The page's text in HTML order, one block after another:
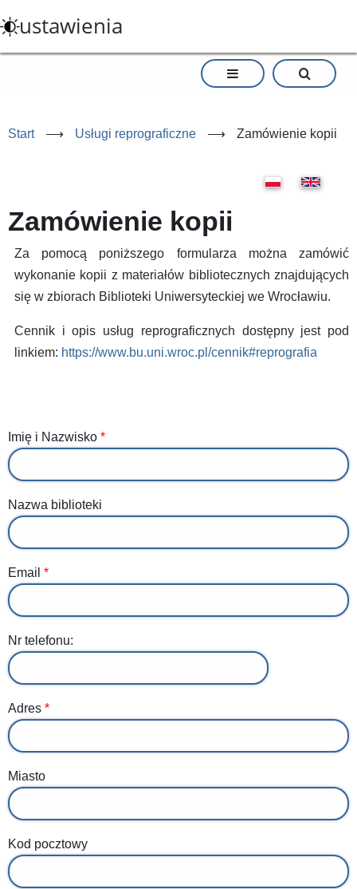
do
treści
ustawienia
Start ⟶ Usługi reprograficzne ⟶ Zamówienie kopii
Zamówienie kopii
Za pomocą poniższego formularza można zamówić
wykonanie kopii z materiałów bibliotecznych znajdujących
się w zbiorach Biblioteki Uniwersyteckiej we Wrocławiu.
Cennik i opis usług reprograficznych dostępny jest pod
linkiem: https://www.bu.uni.wroc.pl/cennik#reprografia
Dane
osoby
/
instytucji
składającej
zamówienie:
Imię i Nazwisko
Nazwa biblioteki
Email
Nr telefonu:
Adres
Miasto
Kod pocztowy